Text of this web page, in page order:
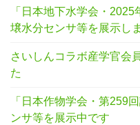
「日本地下水学会・
壌水分センサ等を展示し
さいしんコラボ産学官会
た
「日本作物学会・第259
ンサ等を展示中です